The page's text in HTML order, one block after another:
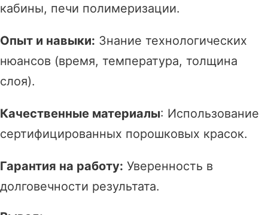
кабины, печи полимеризации.
Опыт и навыки: Знание технологических
нюансов (время, температура, толщина
слоя).
Качественные материалы: Использование
сертифицированных порошковых красок.
Гарантия на работу: Уверенность в
долговечности результата.